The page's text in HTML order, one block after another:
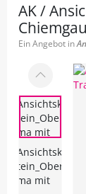
AK /
Ein Angebot in